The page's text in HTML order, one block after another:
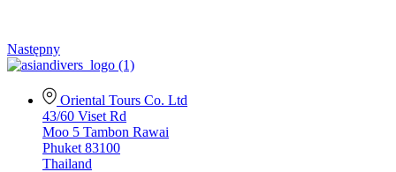
Następny
Oriental Tours Co. Ltd
43/60 Viset Rd
Moo 5 Tambon Rawai
Phuket 83100
Thailand